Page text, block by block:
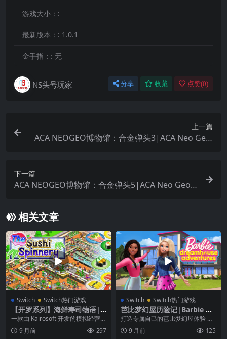
游戏大小：:
最新版本：: 1.0.1
金手指：: 无
NS头号玩家 分享 收藏 点赞(0)
上一篇
ACA NEOGEO博物馆：合金弹头3|ACA Neo Geo:
下一篇
ACA NEOGEO博物馆：合金弹头5|ACA Neo Geo:
相关文章
Switch Switch热门游戏
【开罗系列】海鲜寿司物语|T
he Sushi Spinnery中文
一款由 Kairosoft 开发的模拟经营游
戏。游戏中玩家将要去经营一家寿
司店铺...
9 月前 297
Switch Switch热门游戏
芭比梦幻屋历险记|Barbie Dr
eamHouse Adventures中文
打造专属自己的芭比梦幻屋体验 和
我们一起参加梦幻屋的趣味活动：
烘焙、跳舞、或是华...
9 月前 125